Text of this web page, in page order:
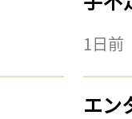
1日前
エン